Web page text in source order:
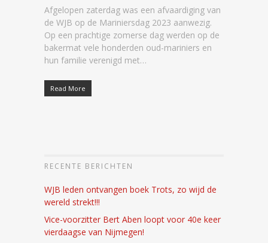
Afgelopen zaterdag was een afvaardiging van
de WJB op de Mariniersdag 2023 aanwezig.
Op een prachtige zomerse dag werden op de
bakermat vele honderden oud-mariniers en
hun familie verenigd met…
Read More
RECENTE BERICHTEN
WJB leden ontvangen boek Trots, zo wijd de
wereld strekt!!!
Vice-voorzitter Bert Aben loopt voor 40e keer
vierdaagse van Nijmegen!